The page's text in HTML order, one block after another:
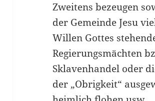
Zweitens bezeugen
der Gemeinde Jesu
Willen Gottes
Regierungsmächten
Sklavenhandel oder
der „Obrigkeit“